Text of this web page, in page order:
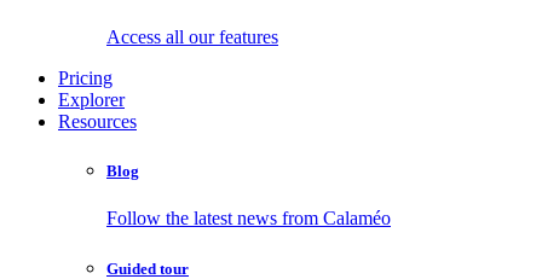
Access all our features
Pricing
Explorer
Resources
Blog
Follow the latest news from Calaméo
Guided tour